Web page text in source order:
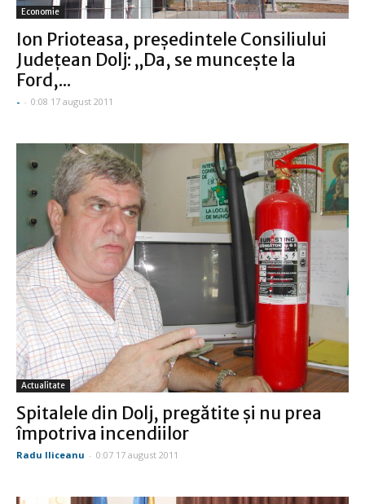
Economie
Ion Prioteasa, preşedintele Consiliului
Judeţean Dolj: „Da, se munceşte la
Ford,...
- - 0:08 17 august 2011
Actualitate
Spitalele din Dolj, pregătite şi nu prea
împotriva incendiilor
Radu Iliceanu - 0:07 17 august 2011